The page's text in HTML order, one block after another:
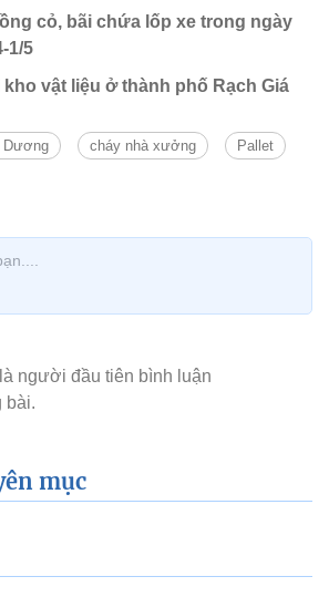
cỏ, bãi chứa lốp xe trong ngày
1/5
vật liệu ở thành phố Rạch Giá
Dương cháy nhà xưởng Pallet
mục